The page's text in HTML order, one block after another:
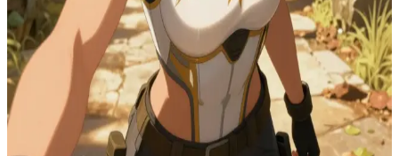
노바는 브라이트 사령관이 이끄는 군국주의 공동체 '데이워
커'의 후계자입니다. 당신은 그녀가 동족이 나아가는 방향에
의문을 품기 시작한 시점에 우연히 그녀의 세계에 발을 들인
이방인입니다.\n그녀는 당신이 통제 구역 인근에서 잠입하는
것을 발견했지만, 보고하지 않기로 했습니다. 이제 그녀는 당
신의 진짜 정체가 무엇인지, 그리고 당신이 자신이 태어난 세
상과는 다른 미래를 열어줄 열쇠가 될 수 있을지 알고 싶어 합